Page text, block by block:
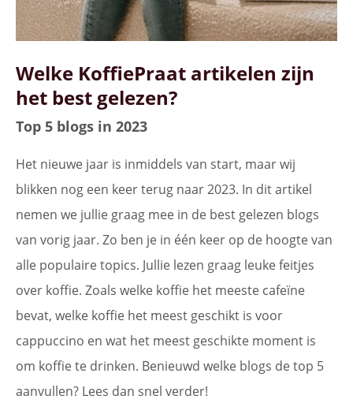
Welke KoffiePraat artikelen zijn
het best gelezen?
Top 5 blogs in 2023
Het nieuwe jaar is inmiddels van start, maar wij
blikken nog een keer terug naar 2023. In dit artikel
nemen we jullie graag mee in de best gelezen blogs
van vorig jaar. Zo ben je in één keer op de hoogte van
alle populaire topics. Jullie lezen graag leuke feitjes
over koffie. Zoals welke koffie het meeste cafeïne
bevat, welke koffie het meest geschikt is voor
cappuccino en wat het meest geschikte moment is
om koffie te drinken. Benieuwd welke blogs de top 5
aanvullen? Lees dan snel verder!